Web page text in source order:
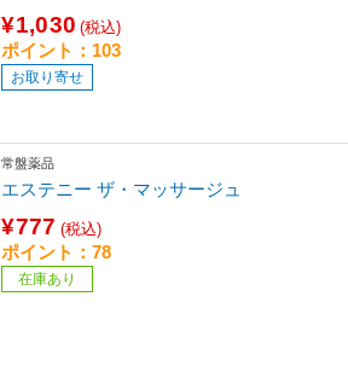
¥1,030 (税込)
ポイント：103
お取り寄せ
常盤薬品
エステニー ザ・マッサージュ
¥777 (税込)
ポイント：78
在庫あり